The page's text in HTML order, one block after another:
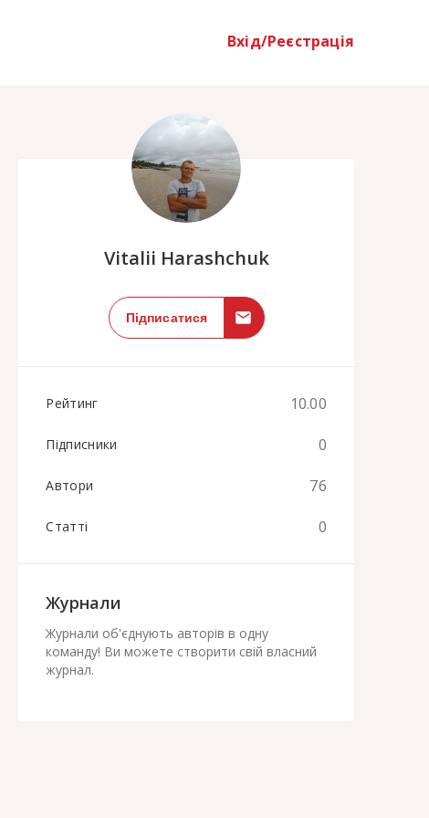
Вхід/Реєстрація
Vitalii Harashchuk
Підписатися
Рейтинг 10.00
Підписники 0
Автори 76
Статті 0
Журнали
Журнали об'єднують авторів в одну
команду! Ви можете створити свій власний
журнал.